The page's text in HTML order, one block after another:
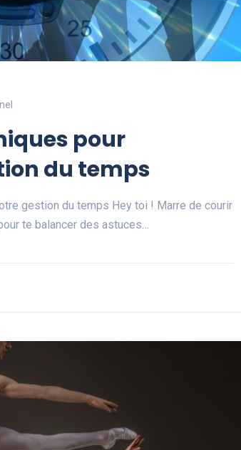
pour
du temps
gestion du temps Hey toi ! Marre de courir
te balancer des astuces…